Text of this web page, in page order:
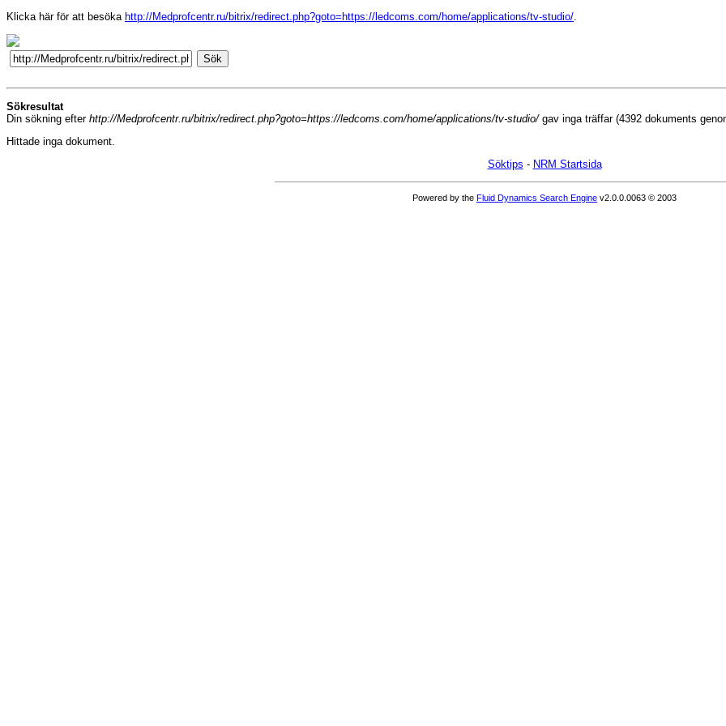
Klicka här för att besöka http://Medprofcentr.ru/bitrix/redirect.php?goto=https://ledcoms.com/home/applications/tv-studio/.
Sökresultat
Din sökning efter http://Medprofcentr.ru/bitrix/redirect.php?goto=https://ledcoms.com/home/applications/tv-studio/gav inga träffar (4392 dokuments
Hittade inga dokument.
Söktips - NRM Startsida
Powered by the Fluid Dynamics Search Engine v2.0.0.0063 © 2003